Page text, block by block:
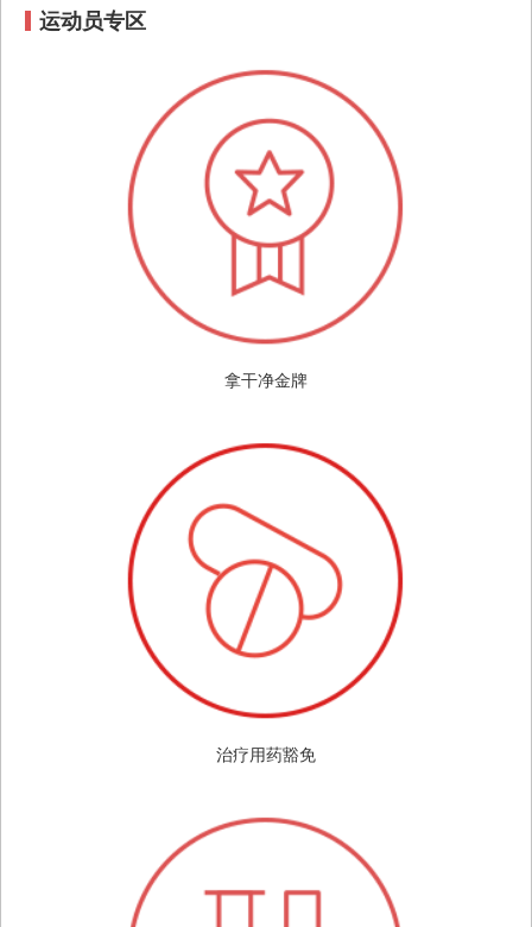
运动员专区
拿干净金牌
治疗用药豁免